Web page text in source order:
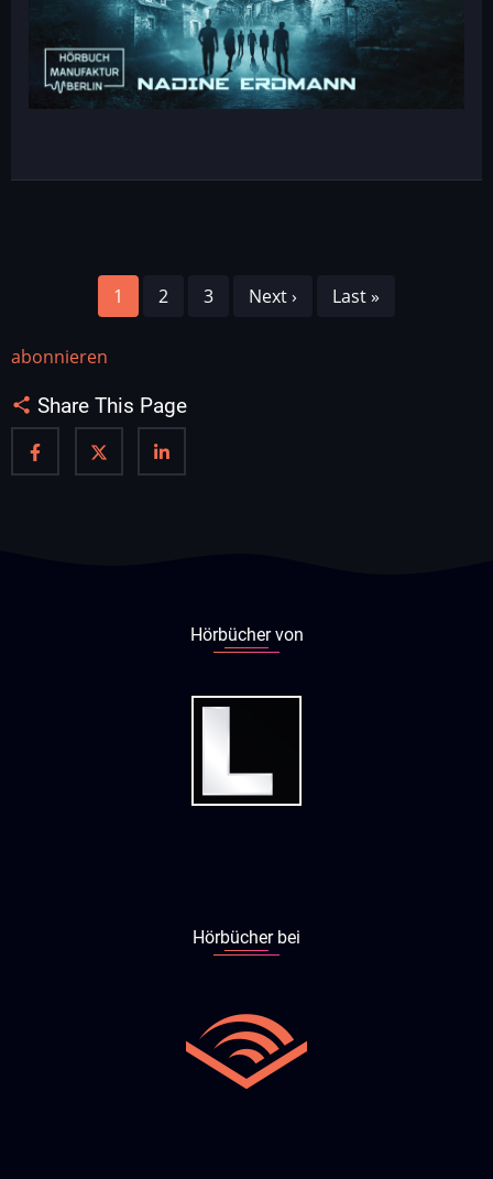
Seite
1 Seite
2 Seite
3
Nächste
Next ›
Letzte
Last »
abonnieren
Share This Page
Hörbücher von
Hörbücher bei